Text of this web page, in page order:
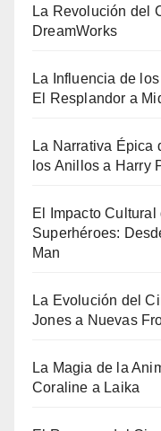
La Revolución del
DreamWorks
La Influencia de
El Resplandor a
La Narrativa Épica
los Anillos a Harry
El Impacto
Superhéroes:
Man
La Evolución del
Jones a Nuevas
La Magia de la
Coraline a Laika